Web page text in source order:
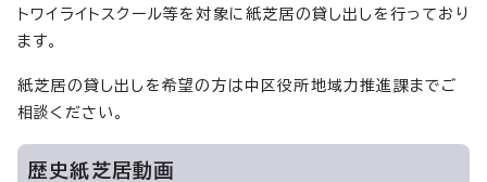
トワイライトスクール等を対象に紙芝居の貸し出しを行っており
ます。
紙芝居の貸し出しを希望の方は中区役所地域力推進課までご
相談ください。
歴史紙芝居動画